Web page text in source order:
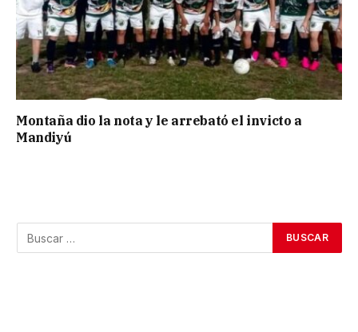
Montaña dio la nota y le arrebató el invicto a
Mandiyú